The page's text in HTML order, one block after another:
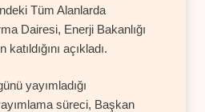
Tüm Alanlarda
Dairesi, Enerji Bakanlığı
açıkladı.
yayımladığı
süreci, Başkan